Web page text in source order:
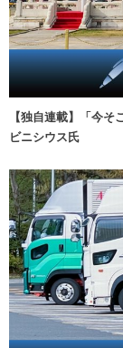
【独自連載】「今
ビニシウス氏